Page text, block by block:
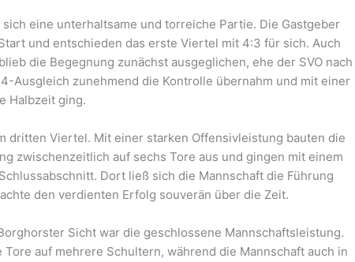
eine unterhaltsame und torreiche Partie. Die Gastgeber
und entschieden das erste Viertel mit 4:3 für sich. Auch
die Begegnung zunächst ausgeglichen, ehe der SVO nach
Ausgleich zunehmend die Kontrolle übernahm und mit einer
Halbzeit ging.
dritten Viertel. Mit einer starken Offensivleistung bauten die
zwischenzeitlich auf sechs Tore aus und gingen mit einem
Dort ließ sich die Mannschaft die Führung
den verdienten Erfolg souverän über die Zeit.
Sicht war die geschlossene Mannschaftsleistung.
auf mehrere Schultern, während die Mannschaft auch in